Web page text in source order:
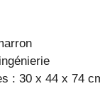
: 30 x 44 x 74